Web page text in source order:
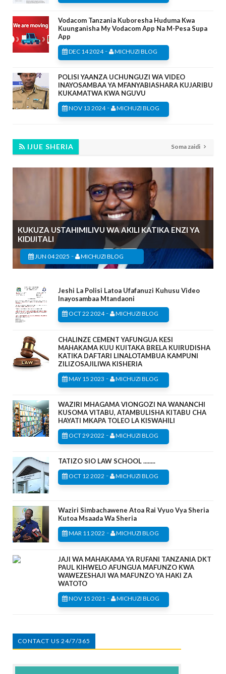
Vodacom Tanzania Kuboresha Huduma Kwa
Kuunganisha My Vodacom App Na M-Pesa Supa
App
DEC 14 2024- MICHUZI BLOG
POLISI YAANZA UCHUNGUZI WA VIDEO
INAYOSAMBAA YA MFANYABIASHARA KUJARIBU
KUKAMATWA KWA NGUVU
NOV 13 2024- MICHUZI BLOG
IJUE SHERIA Soma zaidi
KUKUZA USTAHIMILIVU WA AKILI KATIKA ENZI YA
KIDIJITALI
JUN 04 2025 - MICHUZI BLOG
Jeshi La Polisi Latoa Ufafanuzi Kuhusu Video
Inayosambaa Mtandaoni
OCT 22 2024- MICHUZI BLOG
CHALINZE CEMENT YAFUNGUA KESI
MAHAKAMA KUU KUITAKA BRELA KUIRUDISHA
KATIKA DAFTARI LINALOTAMBUA KAMPUNI
ZILIZOSAJILIWA KISHERIA
MAY 15 2023 - MICHUZI BLOG
WAZIRI MHAGAMA VIONGOZI NA WANANCHI
KUSOMA VITABU, ATAMBULISHA KITABU CHA
HAYATI MKAPA TOLEO LA KISWAHILI
OCT 29 2022 - MICHUZI BLOG
TATIZO SIO LAW SCHOOL ........
OCT 12 2022 - MICHUZI BLOG
Waziri Simbachawene Atoa Rai Vyuo Vya Sheria
Kutoa Msaada Wa Sheria
MAR 11 2022 - MICHUZI BLOG
JAJI WA MAHAKAMA YA RUFANI TANZANIA DKT
PAUL KIHWELO AFUNGUA MAFUNZO KWA
WAWEZESHAJI WA MAFUNZO YA HAKI ZA
WATOTO
NOV 15 2021 - MICHUZI BLOG
CONTACT US 24/7/365